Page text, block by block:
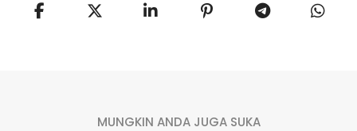
MUNGKIN ANDA JUGA SUKA